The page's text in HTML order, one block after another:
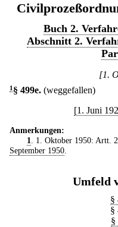
Buch 2.
Abschnitt 2.
[1.
1 § 499e. (weggefallen)
[1. Juni
Anmerkungen:
1
. 1. Oktober 1950: Artt.
September 1950
Umfeld
§
§
§